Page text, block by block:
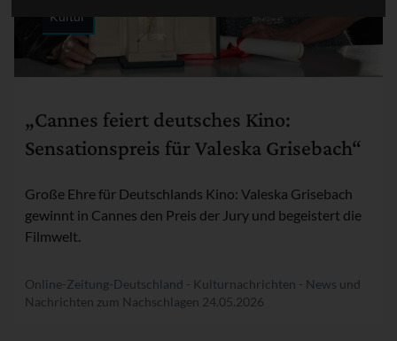
„Cannes feiert deutsches Kino:
Sensationspreis für Valeska Grisebach“
Große Ehre für Deutschlands Kino: Valeska Grisebach
gewinnt in Cannes den Preis der Jury und begeistert die
Filmwelt.
Kultur
Online-Zeitung-Deutschland - Kulturnachrichten - News und
Nachrichten zum Nachschlagen 24.05.2026